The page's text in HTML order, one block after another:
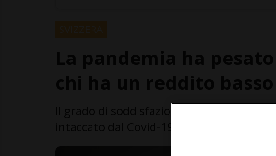
intaccato dal Covid-19 nella prima metà